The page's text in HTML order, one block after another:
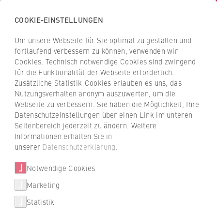
Z
u
ü
k
u
S
a
H
c
h
s
c
h
u
l
e
f
r
W
i
r
Z
u
r
ü
c
k
z
u
r
t
a
t
Veranstaltungen
Neuigkeiten
Internationales
Arabische Gewerkschaften im
Kampf um Demokratie
Mohamed Trabelsi, ehemaliger Minister für
Arbeit und Soziales in Tunesien, sprach an
der HWR Berlin über arabische
Gewerkschaften zwischen demokratischen
Defiziten und notwendigen Reformen.
COOKIE-EINSTELLUNGEN
Um unsere Webseite für Sie optimal zu gestalten und
fortlaufend verbessern zu können, verwenden wir
Cookies. Technisch notwendige Cookies sind zwingend
für die Funktionalität der Webseite erforderlich.
Zusätzliche Statistik-Cookies erlauben es uns, das
Nutzungsverhalten anonym auszuwerten, um die
Webseite zu verbessern. Sie haben die Möglichkeit, Ihre
Datenschutzeinstellungen über einen Link im unteren
Seitenbereich jederzeit zu ändern. Weitere
Informationen erhalten Sie in
unserer Datenschutzerklärung
Notwendige Cookies
Marketing
Statistik